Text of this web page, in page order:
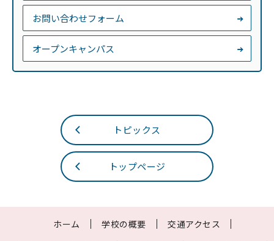
お問い合わせフォーム
オープンキャンパス
トピックス
トップページ
ホーム 学校の概要
交通アクセス